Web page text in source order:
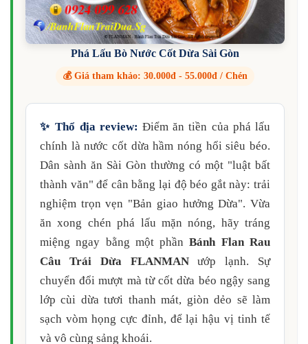
Phá Lấu Bò Nước Cốt Dừa Sài Gòn
💰 Giá tham khảo: 30.000đ - 55.000đ / Chén
✨ Thổ địa review: Điểm ăn tiền của phá lấu
chính là nước cốt dừa hầm nóng hổi siêu béo.
Dân sành ăn Sài Gòn thường có một "luật bất
thành văn" để cân bằng lại độ béo gắt này: trải
nghiệm trọn vẹn "Bản giao hưởng Dừa". Vừa
ăn xong chén phá lấu mặn nóng, hãy tráng
miệng ngay bằng một phầnBánh Flan Rau
Câu Trái Dừa FLANMANướp lạnh. Sự
chuyển đổi mượt mà từ cốt dừa béo ngậy sang
lớp cùi dừa tươi thanh mát, giòn dẻo sẽ làm
sạch vòm họng cực đỉnh, để lại hậu vị tinh tế
và vô cùng sảng khoái.